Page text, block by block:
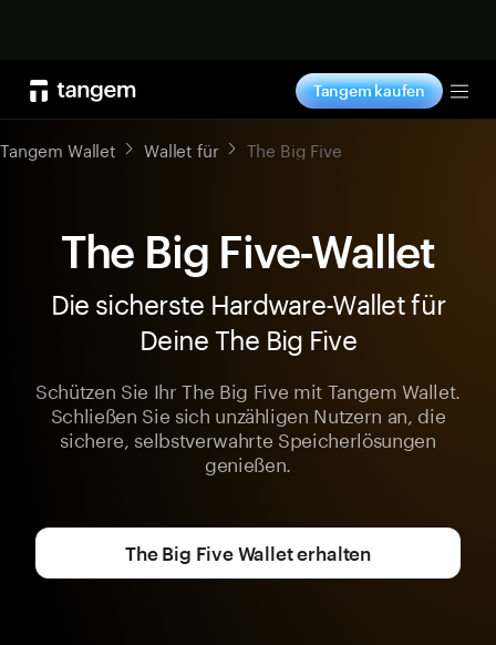
Tangem kaufen
Tangem Wallet Wallet für The Big Five
The Big Five-Wallet
Die sicherste Hardware-Wallet für
Deine The Big Five
Schützen Sie Ihr The Big Five mit Tangem Wallet.
Schließen Sie sich unzähligen Nutzern an, die
sichere, selbstverwahrte Speicherlösungen
genießen.
The Big Five Wallet erhalten